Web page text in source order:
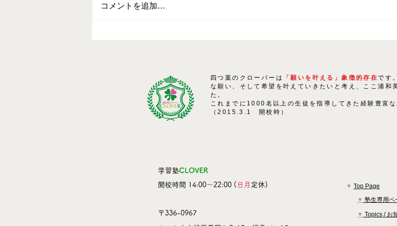
コメントを追加…
四つ葉のクローバーは 「願いを叶える」象徴的存在です
な願い、そして希望を叶えていきたいと考え、ここ浦和
た。
これまでに1000名以上の生徒を指導してきた経験豊富な
（2015.3.1 開校時）
学習塾CLOVER
​開校時間 14:00～22:00 ( 日月 定休)
〒336-0967
▼ Top Page
▼ 塾生専用ペ
▼ Topics / お